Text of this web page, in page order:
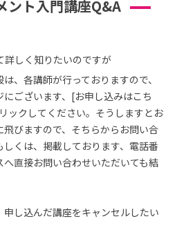
ント入門講座Q&A
詳しく知りたいのですが
、各講師が行っておりますので、
にございます、[お申し込みはこち
ックしてください。そうしますとお
飛びますので、そちらからお問い合
くは、掲載しております、電話番
直接お問い合わせいただいても結
申し込んだ講座をキャンセルしたい